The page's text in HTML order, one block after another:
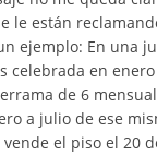
le están
ejemplo: En una
celebrada en
de 6
a julio de ese
el piso el 20